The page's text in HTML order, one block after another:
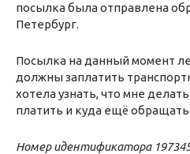
посылка была отправлена
Петербург.
Посылка на данный момент
должны заплатить
хотела узнать, что мне
платить и куда ещё
Номер идентификатора